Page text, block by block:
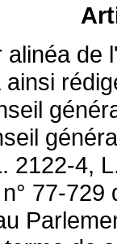
alinéa de
2122-4,
77-